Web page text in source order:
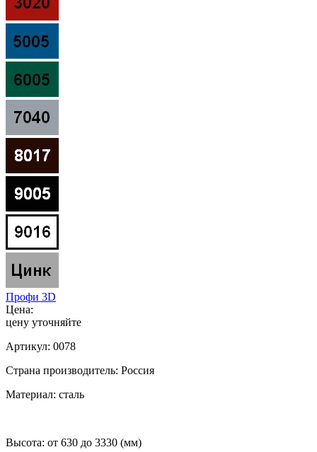
Профи 3D
Цена:
цену уточняйте
Артикул: 0078
Страна производитель: Россия
Материал: сталь
Высота: от 630 до 3330 (мм)